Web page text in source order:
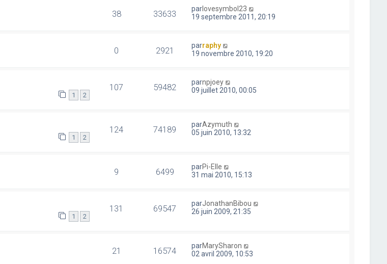
38 33633 parlovesymbol23
19 septembre 2011, 20:19
0 2921 parraphy
19 novembre 2010, 19:20
1 2
107 59482 parnpjoey
09 juillet 2010, 00:05
1 2
124 74189 parAzymuth
05 juin 2010, 13:32
9 6499 parPi-Elle
31 mai 2010, 15:13
1 2
131 69547 parJonathanBibou
26 juin 2009, 21:35
21 16574 parMarySharon
02 avril 2009, 10:53